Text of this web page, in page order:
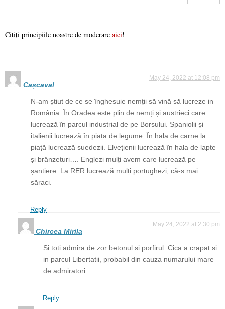
Citiți principiile noastre de moderare aici!
Cașcaval
May 24, 2022 at 12:08 pm
N-am știut de ce se înghesuie nemții să vină să lucreze in
România. În Oradea este plin de nemți și austrieci care
lucrează în parcul industrial de pe Borsului. Spaniolii și
italienii lucrează în piața de legume. În hala de carne la
piață lucrează suedezii. Elvețienii lucrează în hala de lapte
și brânzeturi…. Englezi mulți avem care lucrează pe
șantiere. La RER lucrează mulți portughezi, că-s mai
săraci.
Reply
Chircea Mirila
May 24, 2022 at 2:30 pm
Si toti admira de zor betonul si porfirul. Cica a crapat si
in parcul Libertatii, probabil din cauza numarului mare
de admiratori.
Reply